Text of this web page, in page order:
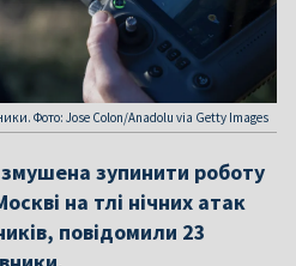
Фото: Jose Colon/Anadolu via Getty Images
зупинити роботу
на тлі нічних атак
повідомили 23